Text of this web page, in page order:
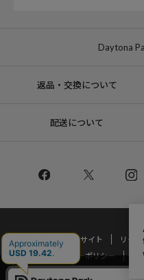
Daytona
返品・交換について
配送について
コーポレートサイト リク
プライバシーポリシー
当サイトでは利用体験の向上およ